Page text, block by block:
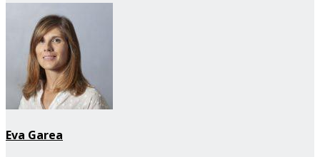
Eva Garea